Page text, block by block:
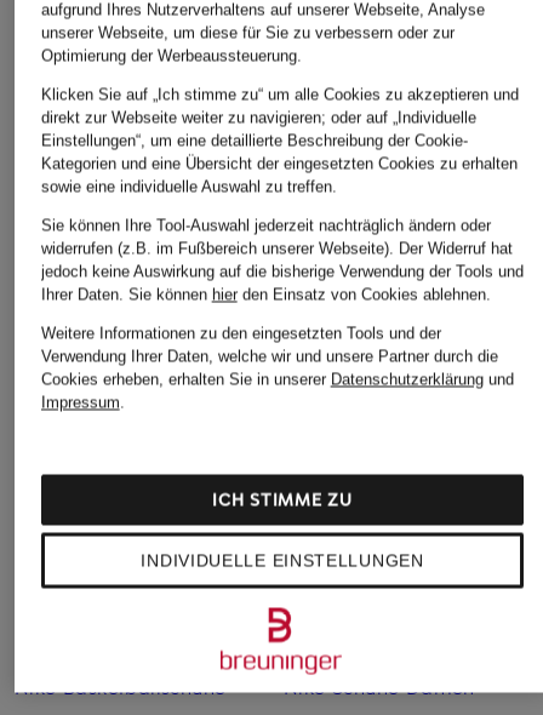
ARKET
T-Shirt
19 €
+Aktionsrabatt
kera till
T-Shirt
39,99 €
Bestpreis: 50,99 €
Ursprünglich:79,95 €
OH APRIL
T-Shirt BF
Weitere Kategorien
Nike Basketballschuhe
Nike Schuhe beige
Nike Schuhe Damen
aufgrund Ihres Nutzerverhaltens auf unserer Webseite, Analyse
unserer Webseite, um diese für Sie zu verbessern oder zur
Optimierung der Werbeaussteuerung.
Klicken Sie auf „Ich stimme zu“ um alle Cookies zu akzeptieren und
direkt zur Webseite weiter zu navigieren; oder auf „Individuelle
Einstellungen“, um eine detaillierte Beschreibung der Cookie-
Kategorien und eine Übersicht der eingesetzten Cookies zu erhalten
sowie eine individuelle Auswahl zu treffen.
Sie können Ihre Tool-Auswahl jederzeit nachträglich ändern oder
widerrufen (z.B. im Fußbereich unserer Webseite). Der Widerruf hat
jedoch keine Auswirkung auf die bisherige Verwendung der Tools und
Ihrer Daten. Sie können hierden Einsatz von Cookies ablehnen.
Weitere Informationen zu den eingesetzten Tools und der
Verwendung Ihrer Daten, welche wir und unsere Partner durch die
Cookies erheben, erhalten Sie in unserer Datenschutzerklärungund
Impressum.
INDIVIDUELLE EINSTELLUNGEN
ICH STIMME ZU